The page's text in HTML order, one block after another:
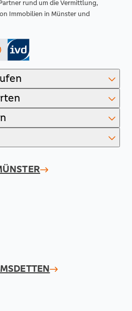
rund um die Vermittlung,
Immobilien in Münster und